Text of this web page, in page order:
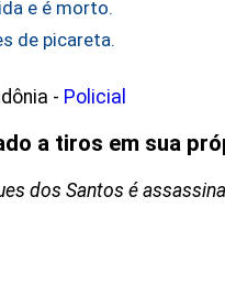
e é morto.
de picareta.
- Policial
a tiros em sua
dos Santos é